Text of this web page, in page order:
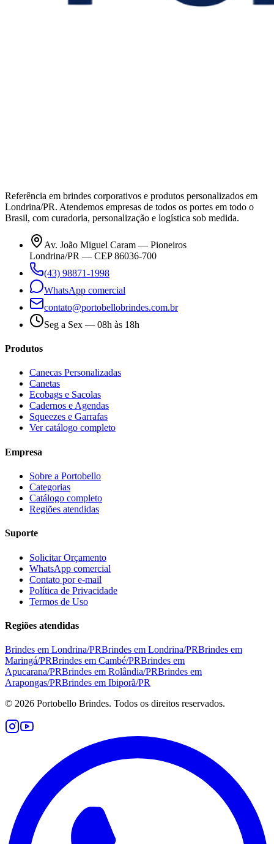
Referência em brindes corporativos e produtos personalizados em
Londrina/PR. Atendemos empresas de todos os portes em todo o
Brasil, com curadoria, personalização e logística sob medida.
Av. João Miguel Caram — Pioneiros
Londrina/PR — CEP 86036-700
(43) 98871-1998
WhatsApp comercial
contato@portobellobrindes.com.br
Seg a Sex — 08h às 18h
Produtos
Canecas Personalizadas
Canetas
Ecobags e Sacolas
Cadernos e Agendas
Squeezes e Garrafas
Ver catálogo completo
Empresa
Sobre a Portobello
Categorias
Catálogo completo
Regiões atendidas
Suporte
Solicitar Orçamento
WhatsApp comercial
Contato por e-mail
Política de Privacidade
Termos de Uso
Regiões atendidas
Brindes em Londrina/PRBrindes em Londrina/PRBrindes em
Maringá/PRBrindes em Cambé/PRBrindes em
Apucarana/PRBrindes em Rolândia/PRBrindes em
Arapongas/PRBrindes em Ibiporã/PR
© 2026 Portobello Brindes. Todos os direitos reservados.